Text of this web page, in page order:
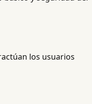
los usuarios